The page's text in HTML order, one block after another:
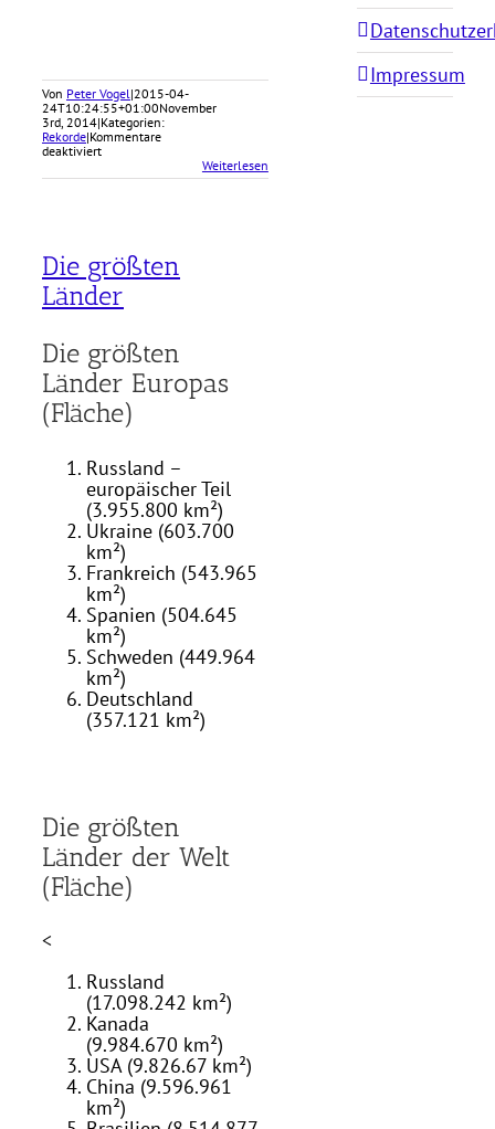
Von Peter Vogel|2015-04-
24T10:24:55+01:00November
3rd, 2014|Kategorien:
Rekorde|Kommentare
deaktiviertfür
längsten
Weiterlesen
Die größten
Länder
Die größten
Länder Europas
(Fläche)
Russland –
europäischer Teil
(3.955.800 km²)
Ukraine (603.700
km²)
Frankreich (543.965
km²)
Spanien (504.645
km²)
Schweden (449.964
km²)
Deutschland
(357.121 km²)
Die größten
Länder der Welt
(Fläche)
<
Russland
(17.098.242 km²)
Kanada
(9.984.670 km²)
USA (9.826.67 km²)
China (9.596.961
km²)
Impressum